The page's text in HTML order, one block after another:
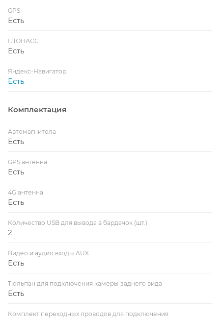
GPS
Есть
ГЛОНАСС
Есть
Яндекс-Навигатор
Есть
Комплектация
Автомагнитола
Есть
GPS антенна
Есть
4G антенна
Есть
Количество USB для вывода в бардачок (шт.)
2
Видео и аудио входы AUX
Есть
Тюльпан для подключения камеры заднего вида
Есть
Комплект переходных проводов для подключения